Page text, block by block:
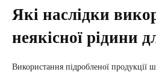
Які наслідки
неякісної рідини
Використання підробленої продукції